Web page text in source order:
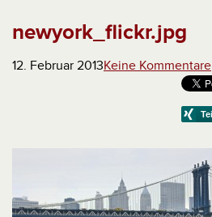
newyork_flickr.jpg
12. Februar 2013Keine Kommentare